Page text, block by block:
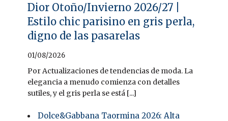
Dior Otoño/Invierno 2026/27 |
Estilo chic parisino en gris perla,
digno de las pasarelas
01/08/2026
Por Actualizaciones de tendencias de moda. La
elegancia a menudo comienza con detalles
sutiles, y el gris perla se está [...]
Dolce&Gabbana Taormina 2026: Alta